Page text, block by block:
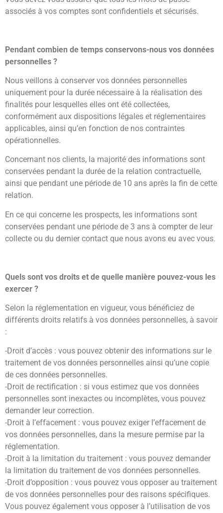
associés à vos comptes sont confidentiels et sécurisés.
Pendant combien de temps conservons-nous vos données
personnelles ?
Nous veillons à conserver vos données personnelles
uniquement pour la durée nécessaire à la réalisation des
finalités pour lesquelles elles ont été collectées,
conformément aux dispositions légales et réglementaires
applicables, ainsi qu’en fonction de nos contraintes
opérationnelles.
Concernant nos clients, la majorité des informations sont
conservées pendant la durée de la relation contractuelle,
ainsi que pendant une période de 10 ans après la fin de cette
relation.
En ce qui concerne les prospects, les informations sont
conservées pendant une période de 3 ans à compter de leur
collecte ou du dernier contact que nous avons eu avec vous.
Quels sont vos droits et de quelle manière pouvez-vous les
exercer ?
Selon la réglementation en vigueur, vous bénéficiez de
différents droits relatifs à vos données personnelles, à savoir
:
-Droit d’accès : vous pouvez obtenir des informations sur le
traitement de vos données personnelles ainsi qu’une copie
de ces données personnelles.
-Droit de rectification : si vous estimez que vos données
personnelles sont inexactes ou incomplètes, vous pouvez
demander leur correction.
-Droit à l’effacement : vous pouvez exiger l’effacement de
vos données personnelles, dans la mesure permise par la
réglementation.
-Droit à la limitation du traitement : vous pouvez demander
la limitation du traitement de vos données personnelles.
-Droit d’opposition : vous pouvez vous opposer au traitement
de vos données personnelles pour des raisons spécifiques.
Vous pouvez également vous opposer à l’utilisation de vos